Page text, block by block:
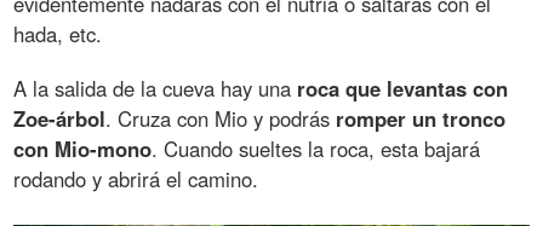
hada, etc.
A la salida de la cueva hay una roca que levantas con
Zoe-árbol. Cruza con Mio y podrás romper un tronco
con Mio-mono. Cuando sueltes la roca, esta bajará
rodando y abrirá el camino.